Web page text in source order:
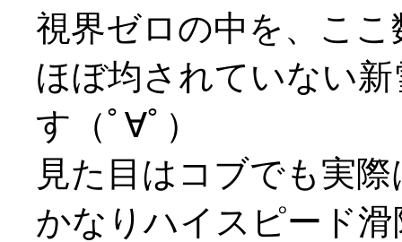
視界ゼロの中を、こ
ほぼ均されていない
す（ﾟ∀ﾟ）
見た目はコブでも実
かなりハイスピード